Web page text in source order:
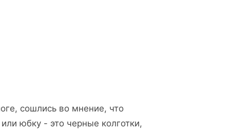
сошлись во мнение, что
юбку - это черные колготки,